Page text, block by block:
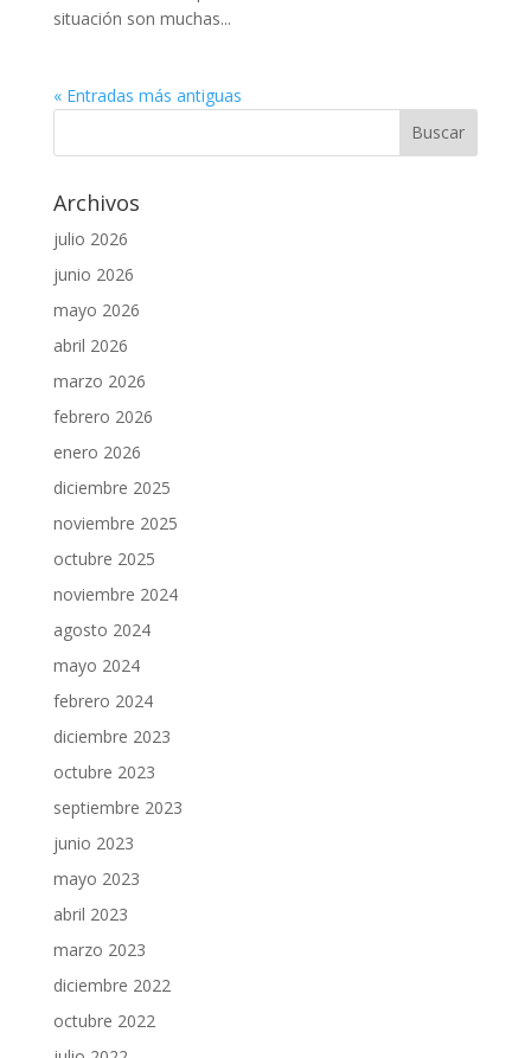
situación son muchas...
« Entradas más antiguas
Archivos
julio 2026
junio 2026
mayo 2026
abril 2026
marzo 2026
febrero 2026
enero 2026
diciembre 2025
noviembre 2025
octubre 2025
noviembre 2024
agosto 2024
mayo 2024
febrero 2024
diciembre 2023
octubre 2023
septiembre 2023
junio 2023
mayo 2023
abril 2023
marzo 2023
diciembre 2022
octubre 2022